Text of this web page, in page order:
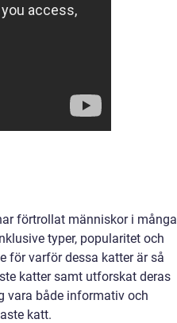
förtrollat människor i många
typer, popularitet och
för varför dessa katter är så
katter samt utforskat deras
vara både informativ och
katt.